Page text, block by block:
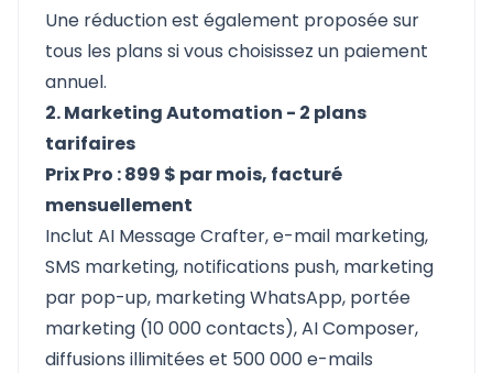
Une réduction est également proposée sur
tous les plans si vous choisissez un paiement
annuel.
2. Marketing Automation - 2 plans
tarifaires
Prix Pro : 899 $ par mois, facturé
mensuellement
Inclut AI Message Crafter, e-mail marketing,
SMS marketing, notifications push, marketing
par pop-up, marketing WhatsApp, portée
marketing (10 000 contacts), AI Composer,
diffusions illimitées et 500 000 e-mails